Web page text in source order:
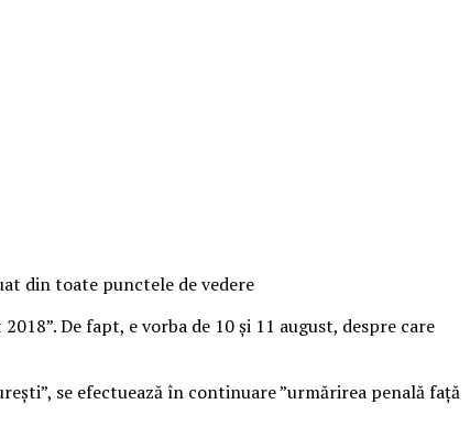
din toate punctele de vedere
De fapt, e vorba de 10 și 11 august, despre care
se efectuează în continuare ”urmărirea penală față